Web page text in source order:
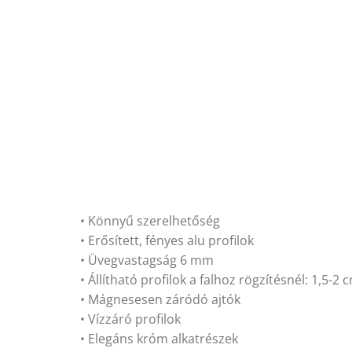
• Könnyű szerelhetőség
• Erősített, fényes alu profilok
• Üvegvastagság 6 mm
• Állítható profilok a falhoz rögzítésnél: 1,5-2
• Mágnesesen záródó ajtók
• Vízzáró profilok
• Elegáns króm alkatrészek